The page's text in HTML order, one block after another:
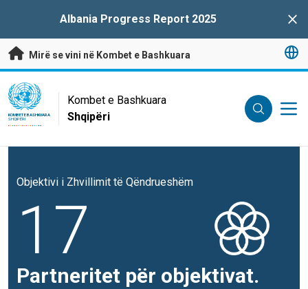
Albania Progress Report 2025
Mirë se vini në Kombet e Bashkuara
UN Logo
KOMBET E BASHKUARA
SHQIPËRI
Kombet e Bashkuara
Shqipëri
Objektivi i Zhvillimit të Qëndrueshëm
17
Partneritet për objektivat.